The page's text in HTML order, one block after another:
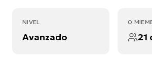
NIVEL
Avanzado
0
21